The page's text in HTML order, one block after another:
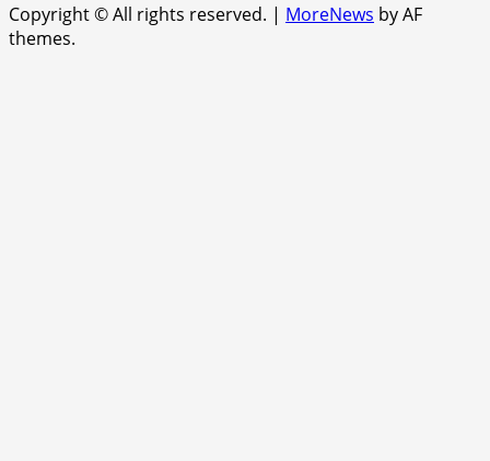
Copyright © All rights reserved. | MoreNews by AF
themes.